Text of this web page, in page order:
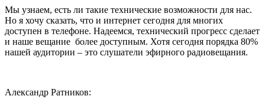
Мы узнаем, есть ли такие технические возможности для нас.
Но я хочу сказать, что и интернет сегодня для многих
доступен в телефоне. Надеемся, технический прогресс сделает
и наше вещание более доступным. Хотя сегодня порядка 80%
нашей аудитории – это слушатели эфирного радиовещания.
Александр Ратников: